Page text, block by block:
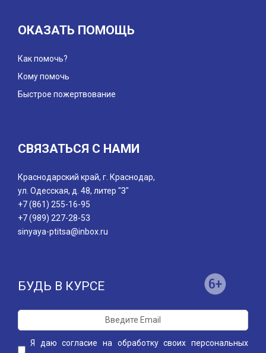
ОКАЗАТЬ ПОМОЩЬ
Как помочь?
Кому помочь
Быстрое пожертвование
СВЯЗАТЬСЯ С НАМИ
Краснодарский край, г. Краснодар,
ул. Одесская, д. 48, литер "З"
+7 (861) 255-16-95
+7 (989) 227-28-53
sinyaya-ptitsa@inbox.ru
БУДЬ В КУРСЕ
Я даюсогласие на обработку своих персональных